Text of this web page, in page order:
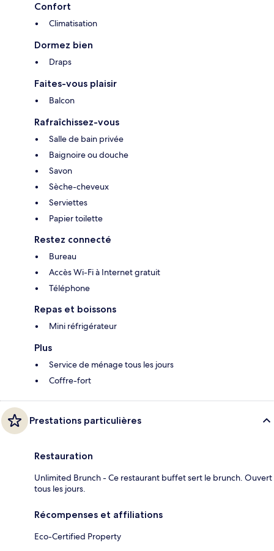
Confort
Climatisation
Dormez bien
Draps
Faites-vous plaisir
Balcon
Rafraîchissez-vous
Salle de bain privée
Baignoire ou douche
Savon
Sèche-cheveux
Serviettes
Papier toilette
Restez connecté
Bureau
Accès Wi-Fi à Internet gratuit
Téléphone
Repas et boissons
Mini réfrigérateur
Plus
Service de ménage tous les jours
Coffre-fort
Prestations particulières
Restauration
Unlimited Brunch - Ce restaurant buffet sert le brunch. Ouvert
tous les jours.
Récompenses et affiliations
Eco-Certified Property